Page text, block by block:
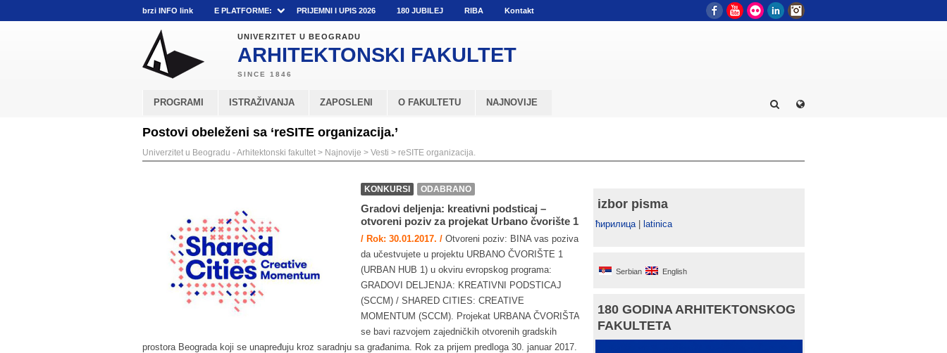
brzi INFO link E PLATFORME: PRIJEMNI I UPIS 2026 180 JUBILEJ RIBA Kontakt FacebookYouTube
Flickr LinkedIn
UNIVERZITET U BEOGRADU
ARHITEKTONSKI FAKULTET
PROGRAMI ISTRAŽIVANJA ZAPOSLENI O FAKULTETU NAJNOVIJE
Postovi obeleženi sa ‘reSITE organizacija.’
Univerzitet u Beogradu - Arhitektonski fakultet > Najnovije > Vesti > reSITE organizacija.
KONKURSI ODABRANO
Gradovi deljenja: kreativni podsticaj –
otvoreni poziv za projekat Urbano čvorište 1
/ Rok: 30.01.2017. / Otvoreni poziv: BINA vas poziva
da učestvujete u projektu URBANO ČVORIŠTE 1
(URBAN HUB 1) u okviru evropskog programa:
GRADOVI DELJENJA: KREATIVNI PODSTICAJ
(SCCM) / SHARED CITIES: CREATIVE
MOMENTUM (SCCM). Projekat URBANA ČVORIŠTA
se bavi razvojem zajedničkih otvorenih gradskih
prostora Beograda koji se unapređuju kroz saradnju sa građanima. Rok za prijem predloga 30. januar 2017.
izbor pisma
ћирилица| latinica
Serbian English
180 GODINA ARHITEKTONSKOG
FAKULTETA